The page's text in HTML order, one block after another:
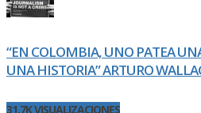
“EN COLOMBIA, UNO PATEA
UNA HISTORIA” ARTURO
31.7K VISUALIZACIONES